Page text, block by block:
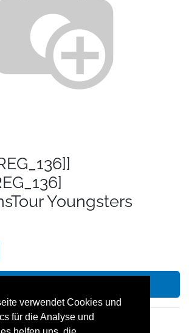
verwendet Cookies und
für die Analyse und
Youngsters
Garantie